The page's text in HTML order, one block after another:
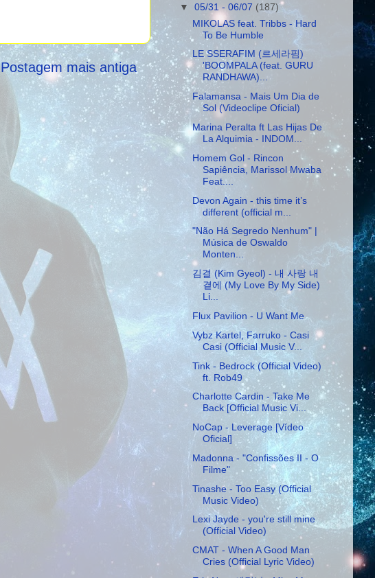
Postagem mais antiga
▼05/31 - 06/07 (187)
MIKOLAS feat. Tribbs - Hard
To Be Humble
LE SSERAFIM (르세라핌)
'BOOMPALA (feat. GURU
RANDHAWA)...
Falamansa - Mais Um Dia de
Sol (Videoclipe Oficial)
Marina Peralta ft Las Hijas De
La Alquimia - INDOM...
Homem Gol - Rincon
Sapiência, Marissol Mwaba
Feat....
Devon Again - this time it’s
different (official m...
"Não Há Segredo Nenhum" |
Música de Oswaldo
Monten...
김결 (Kim Gyeol) - 내 사랑 내
곁에 (My Love By My Side)
Li...
Flux Pavilion - U Want Me
Vybz Kartel, Farruko - Casi
Casi (Official Music V...
Tink - Bedrock (Official Video)
ft. Rob49
Charlotte Cardin - Take Me
Back [Official Music Vi...
NoCap - Leverage [Vídeo
Oficial]
Madonna - "Confissões II - O
Filme"
Tinashe - Too Easy (Official
Music Video)
Lexi Jayde - you're still mine
(Official Video)
CMAT - When A Good Man
Cries (Official Lyric Video)